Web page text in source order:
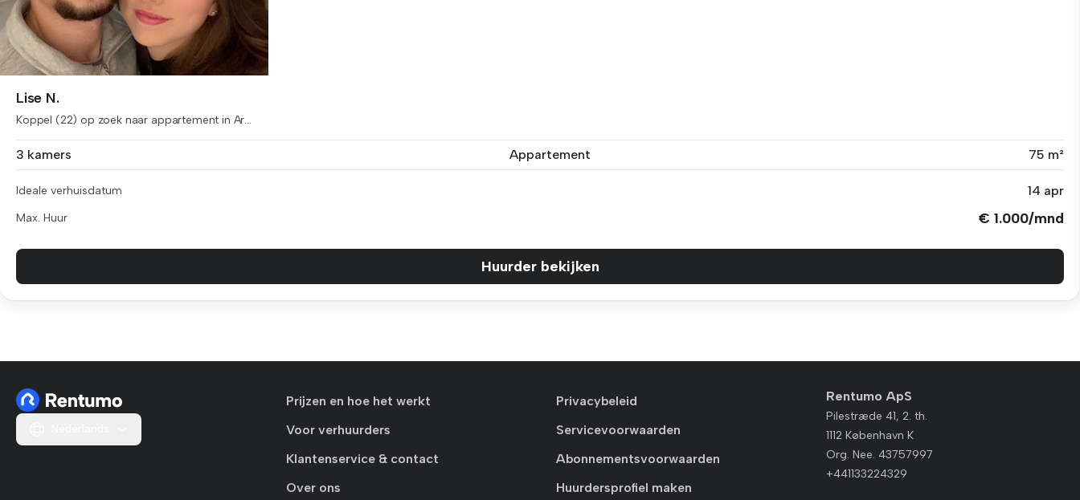
Lise N.
Koppel (22) op zoek naar appartement in Ar...
3 kamers Appartement 75 m²
Ideale verhuisdatum 14 apr
Max. Huur € 1.000/mnd
Huurder bekijken
Prijzen en hoe het werkt
Voor verhuurders
Klantenservice & contact
Over ons
Privacybeleid
Servicevoorwaarden
Abonnementsvoorwaarden
Huurdersprofiel maken
Rentumo ApS
Pilestræde 41, 2. th.
1112 København K
Org. Nee. 43757997
+441133224329